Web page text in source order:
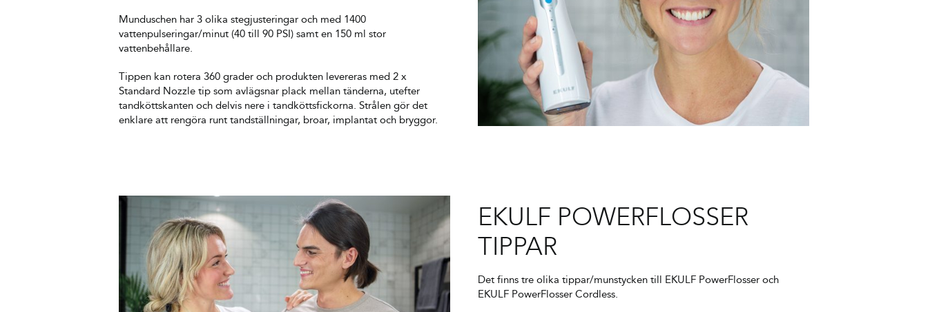
Munduschen har 3 olika stegjusteringar och med 1400
vattenpulseringar/minut (40 till 90 PSI) samt en 150 ml stor
vattenbehållare.
Tippen kan rotera 360 grader och produkten levereras med 2 x
Standard Nozzle tip som avlägsnar plack mellan tänderna, utefter
tandköttskanten och delvis nere i tandköttsfickorna. Strålen gör det
enklare att rengöra runt tandställningar, broar, implantat och bryggor.
EKULF POWERFLOSSER
TIPPAR
Det finns tre olika tippar/munstycken till EKULF PowerFlosser och
EKULF PowerFlosser Cordless.